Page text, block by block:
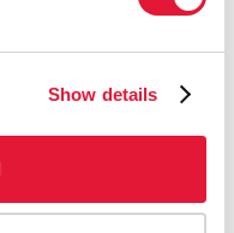
Show details
la sociedad puedan
riesgo de ser
y las
la retaguardia como